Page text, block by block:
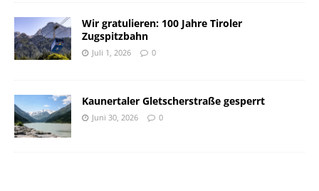
Wir gratulieren: 100 Jahre Tiroler
Zugspitzbahn
Juli 1, 2026 0
Kaunertaler Gletscherstraße gesperrt
Juni 30, 2026 0